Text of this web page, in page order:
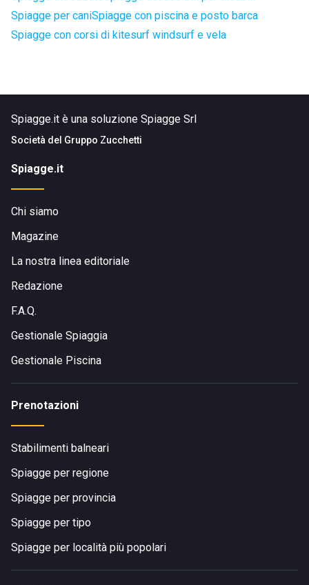
Spiagge per caniSpiagge con piscina e posto barca
Spiagge con corsi di kitesurf windsurf e vela
Spiagge.it è una soluzione Spiagge Srl
Società del Gruppo Zucchetti
Spiagge.it
Chi siamo
Magazine
La nostra linea editoriale
Redazione
F.A.Q.
Gestionale Spiaggia
Gestionale Piscina
Prenotazioni
Stabilimenti balneari
Spiagge per regione
Spiagge per provincia
Spiagge per tipo
Spiagge per località più popolari